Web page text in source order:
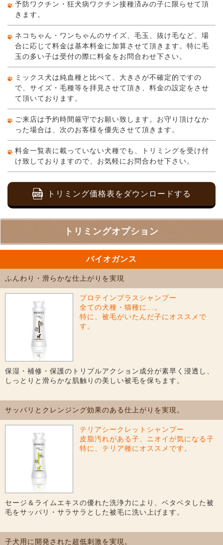
予防ワクチン・狂犬病ワクチン接種済みの子に限らせて頂
きます。
ネコちゃん・ワンちゃんのサイズ、毛玉、抜け毛など、場
合に応じて料金は基本料金に加算させて頂きます。特に毛
玉の多い子は受付の際に料金をお問合わせ下さい。
ミックス犬は純血種と比べて、大きさが不確定的ですの
で、サイズ・毛種等を拝見させて頂き、料金の設定をさせ
て頂いております。
ご来店は予約時間厳守でお願い致します。お守り頂けなか
った場合は、次のお客様を優先させて頂きます。
料金一覧表に載っていない犬種でも、トリミングを受け付
け致しておりますので、お気軽にお問合わせ下さい。
トリミング価格表をダウンロードする
トリミングオプション
バイオガンス
ふんわり・滑らかな仕上がりを実現
プロテインプラスシャンプー
全ての犬種・猫種に…。
特に、被毛がいたんだ子にオススメで
す。
保湿・補修・保護のトリプルアクション成分が素早く浸透し、
しっとりと滑らかな肌触りの美しい被毛を保ちます。
サッパリとクレンジング効果のある仕上がりを実現。
テリアシークレットシャンプー
皮脂汚れがある子、ニオイが気になる子
特に、テリア種にオススメです。
セージ＆ライムエキスの優れた洗浄力により、ベタベタした被
毛をサッパリ・サラサラとした被毛に洗い上げます。
子犬用に開発された超低刺激を実現。